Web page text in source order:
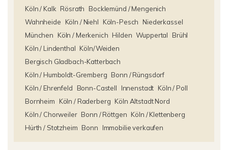
Köln / Kalk Rösrath
Bocklemünd / Mengenich
Wahnheide
Köln / Niehl Köln-Pesch
Niederkassel
München
Köln / Merkenich Hilden Wuppertal
Brühl
Köln / Lindenthal Köln/Weiden
Bergisch Gladbach-Katterbach
Köln / Humboldt-Gremberg Bonn / Rüngsdorf
Köln / Ehrenfeld
Bonn-Castell Innenstadt Köln / Poll
Bornheim
Köln / Raderberg Köln Altstadt Nord
Köln / Chorweiler Bonn / Röttgen Köln / Klettenberg
Hürth / Stotzheim Bonn Immobilie verkaufen